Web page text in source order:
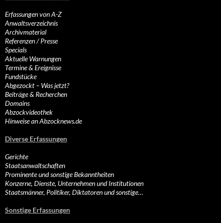
Erfassungen von A-Z
Anwaltsverzeichnis
Archivmaterial
Referenzen / Presse
Specials
Aktuelle Warnungen
Termine & Ereignisse
Fundstücke
Abgezockt – Was jetzt?
Beiträge & Recherchen
Domains
Abzockvideothek
Hinweise an Abzocknews.de
Diverse Erfassungen
Gerichte
Staatsanwaltschaften
Prominente und sonstige Bekanntheiten
Konzerne, Dienste, Unternehmen und Institutionen
Staatsmänner, Politiker, Diktatoren und sonstige…
Sonstige Erfassungen